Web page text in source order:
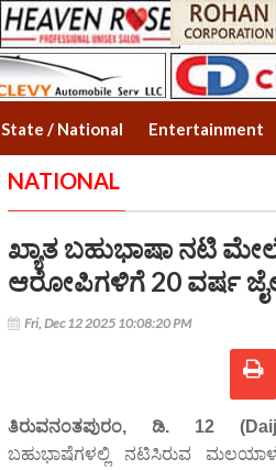
State / National Entertainment
NATIONAL
ಖ್ಯಾತ ಬಹುಭಾಷಾ ನಟಿ
ಆರೋಪಿಗಳಿಗೆ 20 ವರ್ಷ
Fri, Dec 12 2025 10:08:20 PM
ತಿರುವನಂತಪುರಂ, ಡಿ. 12
ಬಹುಭಾಷೆಗಳಲ್ಲಿ ನಟಿಸಿರುವ